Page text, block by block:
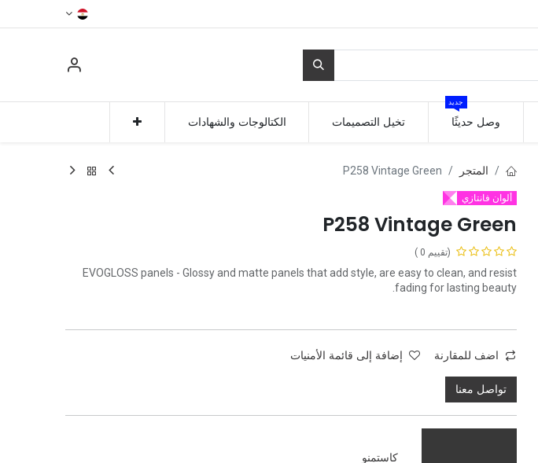
وصل حديثًا
جديد
تخيل التصميمات الكتالوجات والشهادات
المتجر P258 Vintage Green
ألوان فانتازي
P258 Vintage Green
(تقييم 0 )
EVOGLOSS panels - Glossy and matte panels that add style, are easy to clean, and resist
fading for lasting beauty.
اضف للمقارنة إضافة إلى قائمة الأمنيات
تواصل معنا
كاستمنو